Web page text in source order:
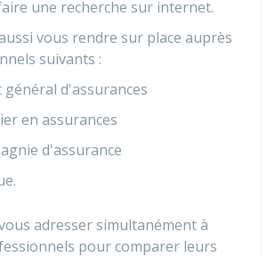
une recherche sur internet.
vous rendre sur place auprès
suivants :
général d'assurances
en assurances
d'assurance
adresser simultanément à
pour comparer leurs